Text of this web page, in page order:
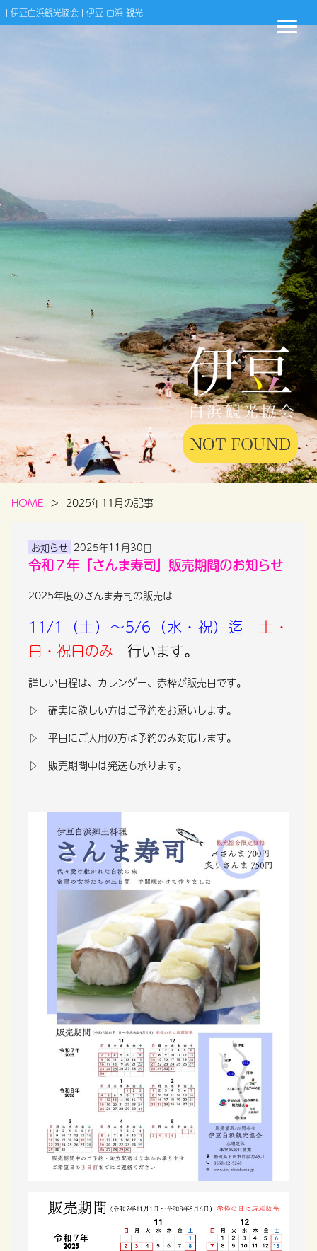
| 伊豆白浜観光協会 | 伊豆 白浜 観光
HOME 2025年11月の記事
お知らせ 2025年11月30日
令和７年「さんま寿司」販売期間のお知らせ
2025年度のさんま寿司の販売は
11/1（土）～5/6（水・祝）迄
土・
日・祝日のみ 行います。
詳しい日程は、カレンダー、赤枠が販売日です。
▷ 確実に欲しい方はご予約をお願いします。
▷ 平日にご入用の方は予約のみ対応します。
▷ 販売期間中は発送も承ります。